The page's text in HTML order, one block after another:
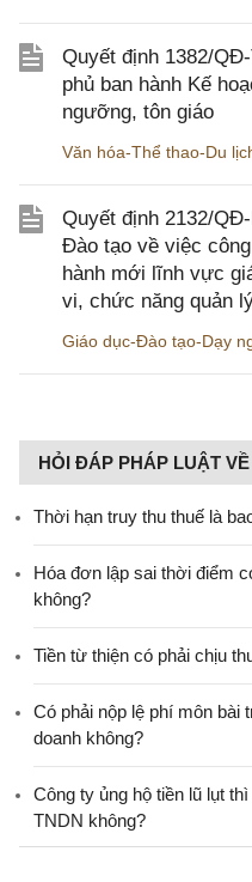
Quyết định 1382/
phủ ban hành Kế
ngưỡng, tôn giáo
Văn hóa-Thể thao-Du
Quyết định 2132/
Đào tạo về việc
hành mới lĩnh vực
vi, chức năng quản
Giáo dục-Đào tạo-Dạy
HỎI ĐÁP PHÁP LUẬT
Thời hạn truy thu thuế là
Hóa đơn lập sai thời điểm
không?
Tiền từ thiện có phải chịu
Có phải nộp lệ phí môn bài
doanh không?
Công ty ủng hộ tiền lũ lụt
TNDN không?